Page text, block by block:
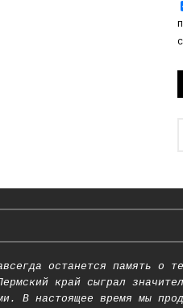
останется память о
край сыграл
В настоящее время мы